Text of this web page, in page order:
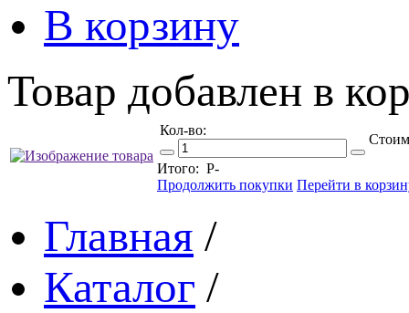
В корзину
Товар добавлен в
Кол-во:
Итого: Р-
Продолжить покупки Перейти в
Главная /
Каталог /